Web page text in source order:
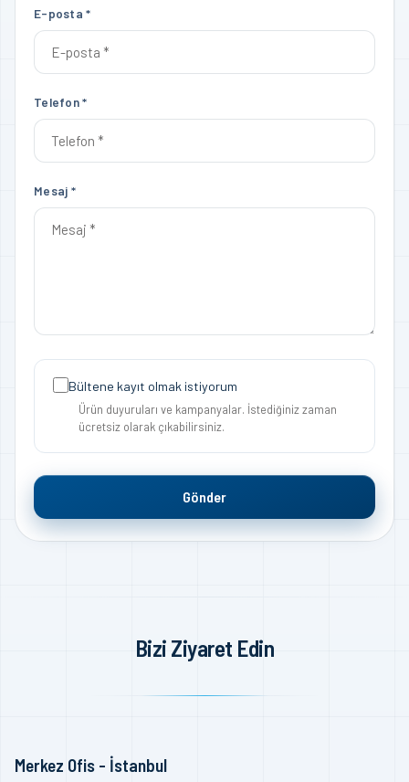
E-posta *
Telefon *
Mesaj *
Bültene kayıt olmak istiyorum
Ürün duyuruları ve kampanyalar. İstediğiniz zaman
ücretsiz olarak çıkabilirsiniz.
Gönder
Bizi Ziyaret Edin
Merkez Ofis - İstanbul